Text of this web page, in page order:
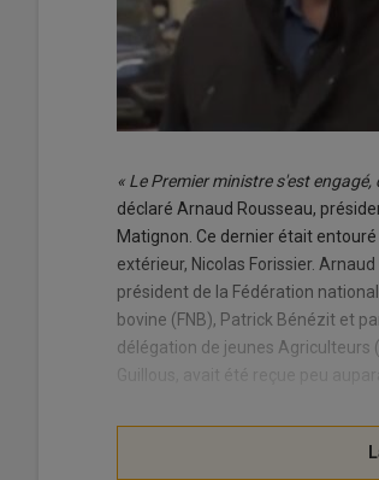
« Le Premier ministre s'est
déclaré Arnaud Rousseau,
Matignon. Ce dernier était
extérieur, Nicolas Forissier.
président de la Fédération
bovine (FNB), Patrick Bénézit et
délégation de jeunes Agriculteurs